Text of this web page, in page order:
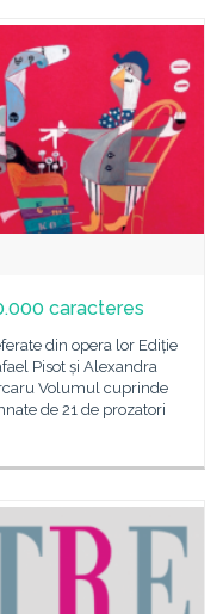
caracteres
din opera lor Ediție
Pisot și Alexandra
Volumul cuprinde
de 21 de prozatori